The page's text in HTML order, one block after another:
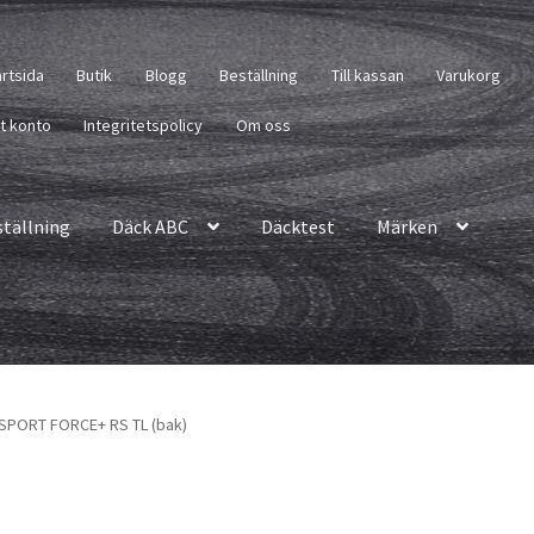
Butik Blogg Beställning Till kassan Varukorg
konto Integritetspolicy Om oss
Däck ABC Däcktest Märken
FORCE+ RS TL (bak)